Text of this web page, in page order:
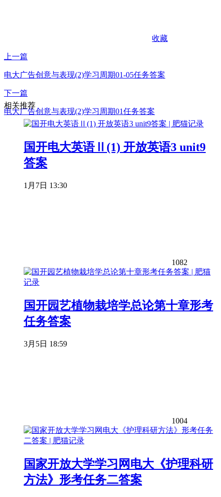
收藏
上一篇
电大广告创意与表现(2)学习周期01-05任务答案
下一篇
电大广告创意与表现(2)学习周期01任务答案
相关推荐
国开电大英语Ⅱ(1) 开放英语3 unit9
答案
1月7日 13:30
1082
国开园艺植物栽培学总论第十章形考
任务答案
3月5日 18:59
1004
国家开放大学学习网电大《护理科研
方法》形考任务二答案